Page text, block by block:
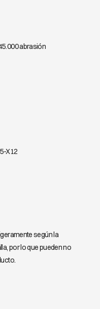
abrasión
X12
según la
por lo que pueden no